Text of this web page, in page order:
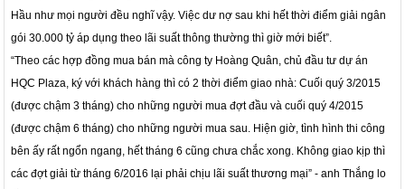
Hầu như mọi người đều nghĩ vậy. Việc dư nợ sau khi hết thời điểm giải ngân
gói 30.000 tỷ áp dụng theo lãi suất thông thường thì giờ mới biết”.
“Theo các hợp đồng mua bán mà công ty Hoàng Quân, chủ đầu tư dự án
HQC Plaza, ký với khách hàng thì có 2 thời điểm giao nhà: Cuối quý 3/2015
(được chậm 3 tháng) cho những người mua đợt đầu và cuối quý 4/2015
(được chậm 6 tháng) cho những người mua sau. Hiện giờ, tình hình thi công
bên ấy rất ngổn ngang, hết tháng 6 cũng chưa chắc xong. Không giao kịp thì
các đợt giải từ tháng 6/2016 lại phải chịu lãi suất thương mại” - anh Thắng lo